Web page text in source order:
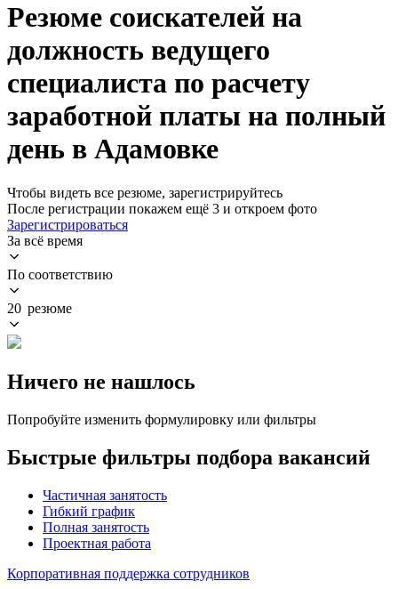
Резюме соискателей на
должность ведущего
специалиста по расчету
заработной платы на полный
день в Адамовке
Чтобы видеть все резюме, зарегистрируйтесь
После регистрации покажем ещё 3 и откроем фото
Зарегистрироваться
За всё время
По соответствию
20 резюме
Ничего не нашлось
Попробуйте изменить формулировку или фильтры
Быстрые фильтры подбора вакансий
Частичная занятость
Гибкий график
Полная занятость
Проектная работа
Корпоративная поддержка сотрудников